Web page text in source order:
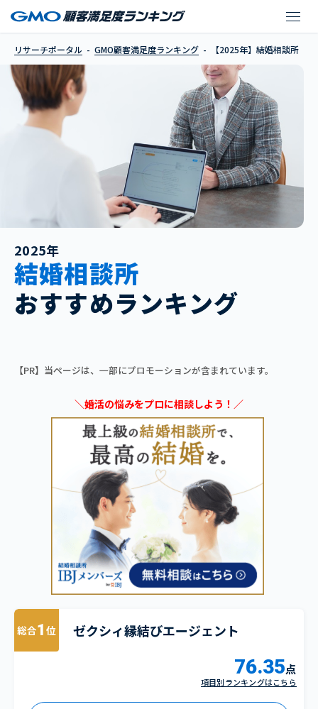
【2025年】結婚相談所
リサーチポータル GMO顧客満足度ランキング 【2025年】結婚相談所
2025年
結婚相談所
おすすめランキング
【PR】当ページは、一部にプロモーションが含まれています。
＼婚活の悩みをプロに相談しよう！／
総合1 位 ゼクシィ縁結びエージェント
76.35点
項目別ランキングはこちら